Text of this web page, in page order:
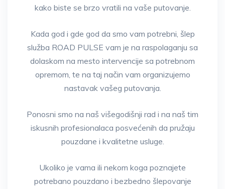
kako biste se brzo vratili na vaše putovanje.
Kada god i gde god da smo vam potrebni, šlep
služba ROAD PULSE vam je na raspolaganju sa
dolaskom na mesto intervencije sa potrebnom
opremom, te na taj način vam organizujemo
nastavak vašeg putovanja.
Ponosni smo na naš višegodišnji rad i na naš tim
iskusnih profesionalaca posvećenih da pružaju
pouzdane i kvalitetne usluge.
Ukoliko je vama ili nekom koga poznajete
potrebano pouzdano i bezbedno šlepovanje